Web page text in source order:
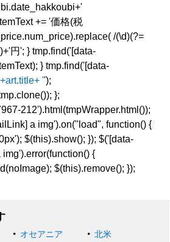
+= '価格(税
/(\d)(?=
円'; } tmp.find('[data-
} tmp.find('[data-
'');
};
212').html(tmpWrapper.html());
a img').on("load", function() {
$(this).show(); }); $('[data-
{
$(this).remove(); });
オセアニア
北米